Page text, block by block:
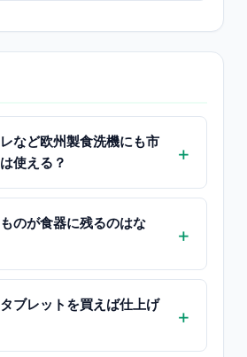
など欧州製食洗機にも市
使える？
のが食器に残るのはな
ブレットを買えば仕上げ